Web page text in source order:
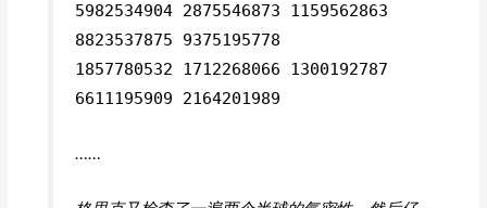
5982534904 2875546873 1159562863
8823537875 9375195778
1857780532 1712268066 1300192787
6611195909 2164201989
……